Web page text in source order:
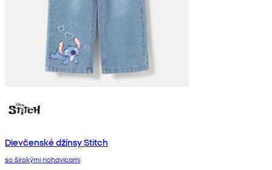
Dievčenské džínsy Stitch
so širokými nohavicami